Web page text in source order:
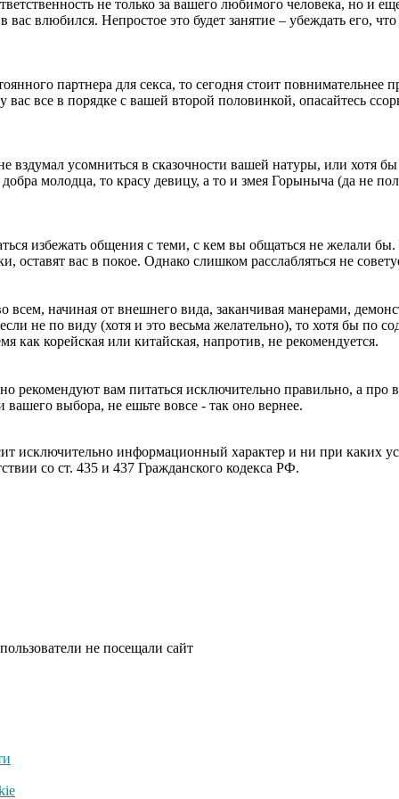
не только за вашего любимого человека, но и
вас влюбился. Непростое это будет занятие – убеждать его,
партнера для секса, то сегодня стоит
вас все в порядке с вашей второй половинкой, опасайтесь
вздумал усомниться в сказочности вашей натуры, или хотя
добра молодца, то красу девицу, а то и змея Горыныча (да не
избежать общения с теми, с кем вы общаться не желали
оставят вас в покое. Однако слишком расслабляться не
всем, начиная от внешнего вида, заканчивая манерами,
не по виду (хотя и это весьма желательно), то хотя бы по
как корейская или китайская, напротив, не рекомендуется.
рекомендуют вам питаться исключительно правильно, а
выбора, не ешьте вовсе - так оно вернее.
исключительно информационный характер и ни при каких
со ст. 435 и 437 Гражданского кодекса РФ.
не посещали сайт